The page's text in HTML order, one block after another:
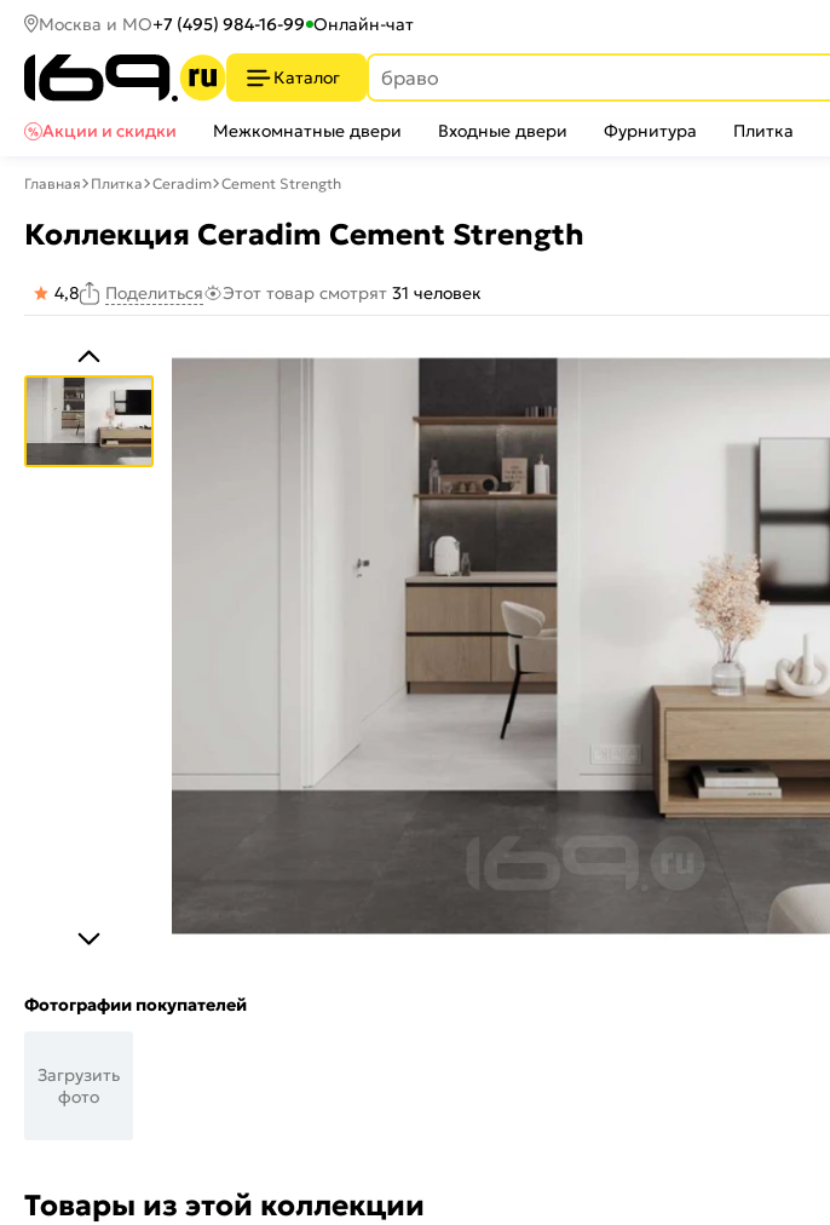
Москва и МО+7 (495) 984-16-99 Онлайн-чат
Каталог
Акции и скидки
Межкомнатные двери Входные двери Фурнитура Плитка
Главная Плитка Ceradim Cement Strength
Коллекция Ceradim Cement Strength
4,8 Поделиться Этот товар смотрят 31 человек
Фотографии покупателей
Загрузить
фото
Товары из этой коллекции